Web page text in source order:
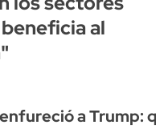
al
a Trump: